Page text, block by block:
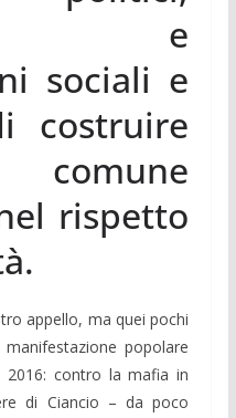
e
sociali e
costruire
rispetto
appello, ma quei pochi
popolare
2016: contro la mafia in
di Ciancio – da poco